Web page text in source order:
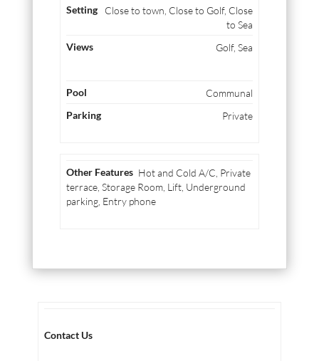
Close to town, Close to Golf, Close
to Sea
Golf, Sea
Communal
Private
Hot and Cold A/C, Private
terrace, Storage Room, Lift, Underground
parking, Entry phone
Contact Us